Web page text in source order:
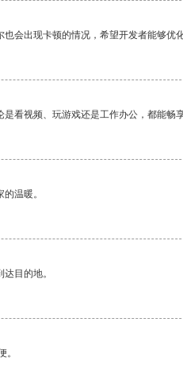
会出现卡顿的情况，希望开发者能够优化
看视频、玩游戏还是工作办公，都能
温暖。
目的地。
。